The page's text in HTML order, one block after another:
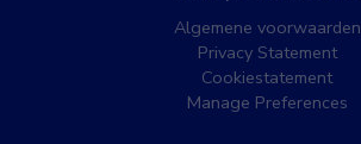
Algemene voorwaarden
Privacy Statement
Cookiestatement
Manage Preferences